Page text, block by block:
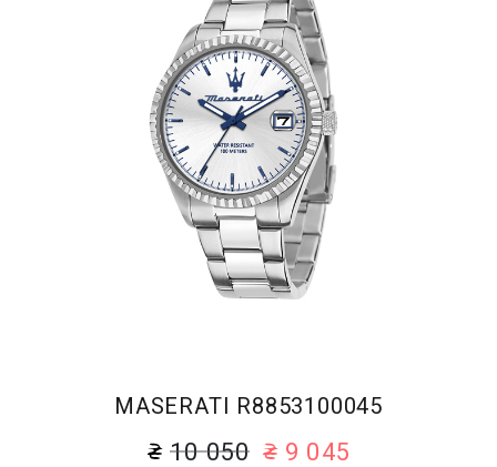
MASERATI R8853100045
10 050 9 045